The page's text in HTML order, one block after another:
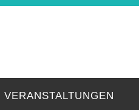
VERANSTALTUNGEN